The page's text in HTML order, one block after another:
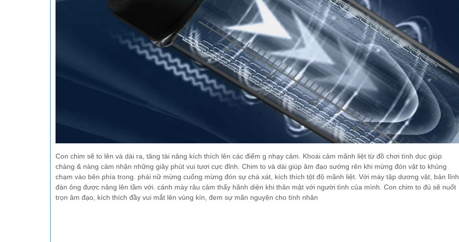
Con chim sẽ to lên và dài ra, tăng tài năng kích thích lên các điểm g nhạy cảm. Khoái cảm mãnh liệt từ đồ chơi tình dục giúp
chàng & nàng cảm nhận những giây phút vui tươi cực đỉnh. Chim to và dài giúp âm đạo sướng rên khi mừng đón vật to khủng
chạm vào bên phía trong. phái nữ mừng cuống mừng đón sự chà xát, kích thích tột độ mãnh liệt. Với máy tập dương vật, bản lĩnh
đàn ông được nâng lên tầm với. cánh mày râu cảm thấy hãnh diện khi thân mật với người tình của mình. Con chim to đủ sẽ nuốt
trọn âm đạo, kích thích đầy vui mắt lên vùng kín, đem sự mãn nguyện cho tình nhân